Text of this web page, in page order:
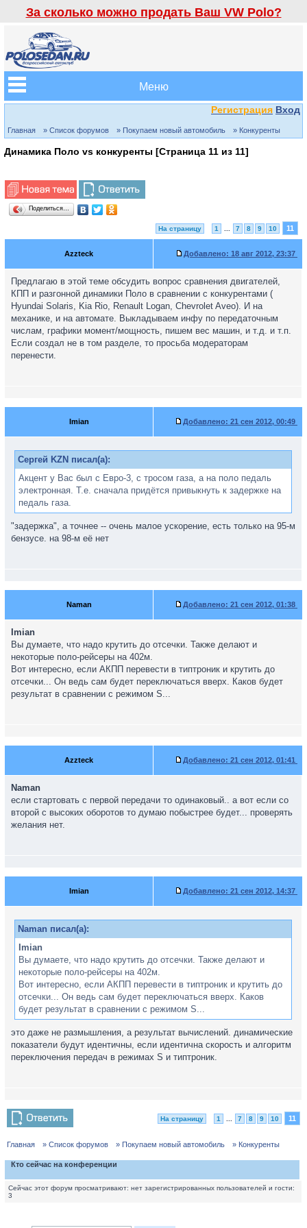
За сколько можно продать Ваш VW Polo?
Меню
Регистрация Вход
Главная » Список форумов » Покупаем новый автомобиль » Конкуренты
Динамика Поло vs конкуренты [Страница 11 из 11]
Поделиться…
На страницу 1 7 8 9 10 11
Azzteck Добавлено: 18 авг 2012, 23:37
Предлагаю в этой теме обсудить вопрос сравнения двигателей,
КПП и разгонной динамики Поло в сравнении с конкурентами (
Hyundai Solaris, Kia Rio, Renault Logan, Chevrolet Aveo). И на
механике, и на автомате. Выкладываем инфу по передаточным
числам, графики момент/мощность, пишем вес машин, и т.д. и т.п.
Если создал не в том разделе, то просьба модераторам
перенести.
Imian Добавлено: 21 сен 2012, 00:49
Сергей KZN писал(а):
Акцент у Вас был с Евро-3, с тросом газа, а на поло педаль
электронная. Т.е. сначала придётся привыкнуть к задержке на
педаль газа.
"задержка", а точнее -- очень малое ускорение, есть только на 95-м
бензусе. на 98-м её нет
Naman Добавлено: 21 сен 2012, 01:38
Imian
Вы думаете, что надо крутить до отсечки. Также делают и
некоторые поло-рейсеры на 402м.
Вот интересно, если АКПП перевести в типтроник и крутить до
отсечки... Он ведь сам будет переключаться вверх. Каков будет
результат в сравнении с режимом S...
Azzteck Добавлено: 21 сен 2012, 01:41
Naman
если стартовать с первой передачи то одинаковый.. а вот если со
второй с высоких оборотов то думаю побыстрее будет... проверять
желания нет.
Imian Добавлено: 21 сен 2012, 14:37
Naman писал(а):
Imian
Вы думаете, что надо крутить до отсечки. Также делают и
некоторые поло-рейсеры на 402м.
Вот интересно, если АКПП перевести в типтроник и крутить до
отсечки... Он ведь сам будет переключаться вверх. Каков
будет результат в сравнении с режимом S...
это даже не размышления, а результат вычислений. динамические
показатели будут идентичны, если идентична скорость и алгоритм
переключения передач в режимах S и типтроник.
На страницу 1 7 8 9 10 11
Главная » Список форумов » Покупаем новый автомобиль » Конкуренты
Кто сейчас на конференции
Сейчас этот форум просматривают: нет зарегистрированных пользователей и гости:
3